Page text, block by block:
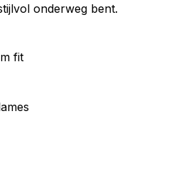
onderweg bent.
fit